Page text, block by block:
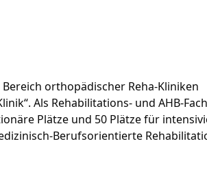
orthopädischer Reha-Kliniken
Als Rehabilitations- und AHB-
Plätze und 50 Plätze für
Berufsorientierte